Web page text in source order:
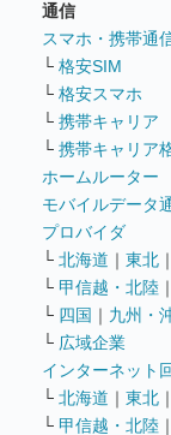
通信
スマホ・携帯通
└ 格安SIM
└ 格安スマホ
└ 携帯キャリア
└ 携帯キャリア
ホームルーター
モバイルデータ
プロバイダ
└ 北海道 ｜ 東北 ｜
└ 甲信越・北陸 ｜
└ 四国 ｜ 九州・
└ 広域企業
インターネット
└ 北海道 ｜ 東北 ｜
└ 甲信越・北陸 ｜